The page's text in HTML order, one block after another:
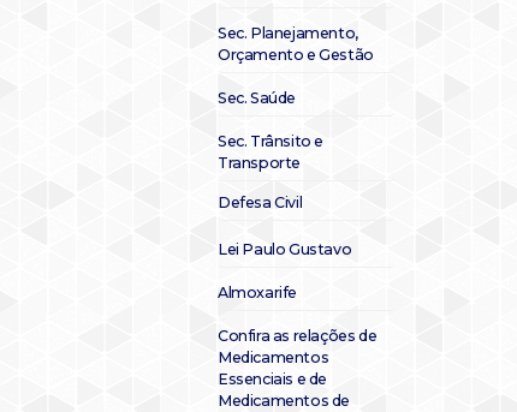
Sec. Planejamento,
Orçamento e Gestão
Sec. Saúde
Sec. Trânsito e
Transporte
Defesa Civil
Lei Paulo Gustavo
Almoxarife
Confira as relações de
Medicamentos
Essenciais e de
Medicamentos de